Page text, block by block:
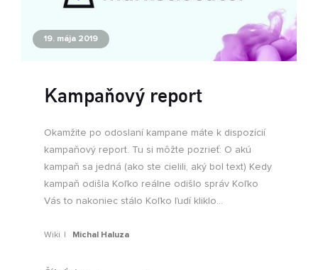
19. mája 2019
Kampaňový report
Okamžite po odoslaní kampane máte k dispozícií
kampaňový report. Tu si môžte pozrieť: O akú
kampaň sa jedná (ako ste cielili, aký bol text) Kedy
kampaň odišla Koľko reálne odišlo správ Koľko
Vás to nakoniec stálo Koľko ľudí kliklo...
Wiki Michal Haluza